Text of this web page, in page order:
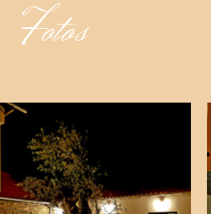
Fotos